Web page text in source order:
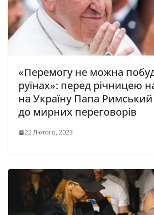
«Перемогу не можна
руїнах»: перед річницею
на Україну Папа
до мирних переговорів
22 Лютого, 2023